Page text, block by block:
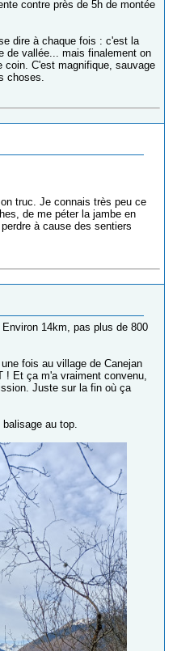
contre près de 5h de montée
dire à chaque fois : c'est la
de vallée... mais finalement on
C'est magnifique, sauvage
choses.
truc. Je connais très peu ce
de me péter la jambe en
à cause des sentiers
14km, pas plus de 800
fois au village de Canejan
! Et ça m'a vraiment convenu,
Juste sur la fin où ça
au top.